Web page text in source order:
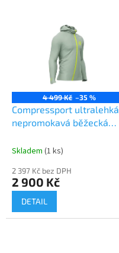
4 499 Kč –35 %
Compressport ultralehká
nepromokavá běžecká
Skladem (1 ks)
2 397 Kč bez DPH
2 900 Kč
DETAIL